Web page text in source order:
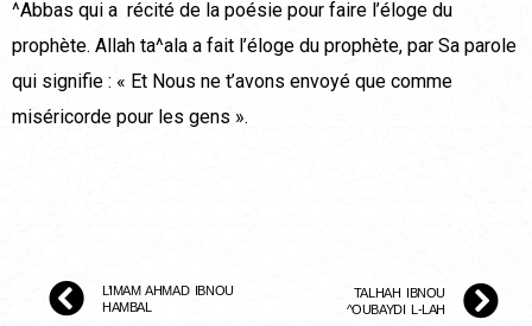
^Abbas qui a récité de la poésie pour faire l’éloge du
prophète. Allah ta^ala a fait l’éloge du prophète, par Sa parole
qui signifie : « Et Nous ne t’avons envoyé que comme
miséricorde pour les gens ».
L’IMAM AHMAD IBNOU
HAMBAL
TALHAH IBNOU
^OUBAYDI L-LAH